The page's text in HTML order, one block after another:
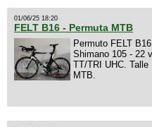
01/06/25 18:20
FELT B16 - Permuta MTB
Permuto FELT
Shimano 105 - 22
TT/TRI UHC.
MTB.